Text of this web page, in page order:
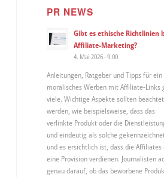
PR NEWS
Gibt es ethische Richtlinien
Affiliate-Marketing?
4. Mai 2026 - 9:00
Anleitungen, Ratgeber und Tipps für ein
moralisches Werben mit Affiliate-Links
viele. Wichtige Aspekte sollten beachtet
werden, wie beispielsweise, dass das
verlinkte Produkt oder die
und eindeutig als solche
und es ersichtlich ist, dass die Affiliates
eine Provision verdienen. Journalisten
genau darauf, ob das beworbene